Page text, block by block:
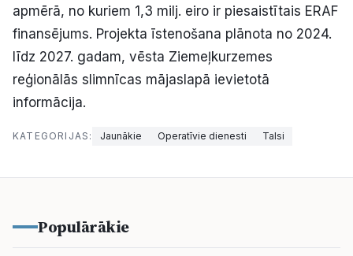
apmērā, no kuriem 1,3 milj. eiro ir piesaistītais ERAF
finansējums. Projekta īstenošana plānota no 2024.
līdz 2027. gadam, vēsta Ziemeļkurzemes
reģionālās slimnīcas mājaslapā ievietotā
informācija.
KATEGORIJAS: Jaunākie Operatīvie dienesti Talsi
Populārākie